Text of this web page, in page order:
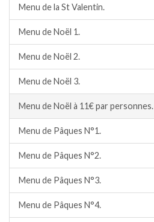
Menu de la St Valentin.
Menu de Noël 1.
Menu de Noël 2.
Menu de Noël 3.
Menu de Noël à 11€ par personnes.
Menu de Pâques N°1.
Menu de Pâques N°2.
Menu de Pâques N°3.
Menu de Pâques N°4.